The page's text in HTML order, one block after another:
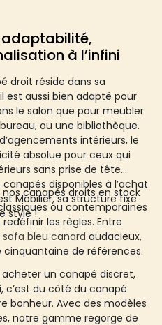
adaptabilité,
à l’infini
droit réside dans sa
est aussi bien adapté pour
le salon que pour meubler
ou une bibliothèque.
intérieurs, le
absolue pour ceux qui
sans prise de tête.
disponibles à l’achat
Mobilier, sa structure fixe
style !
canapés droits en stock
ou contemporaines
les règles. Entre
sofa bleu canard audacieux,
cinquantaine de références.
acheter un canapé discret,
c’est du côté du canapé
bonheur. Avec des modèles
notre gamme regorge de